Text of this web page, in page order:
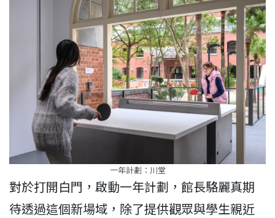
一年計劃：川堂
對於打開白門，啟動一年計劃，館長駱麗真期
待透過這個新場域，除了提供觀眾與學生親近